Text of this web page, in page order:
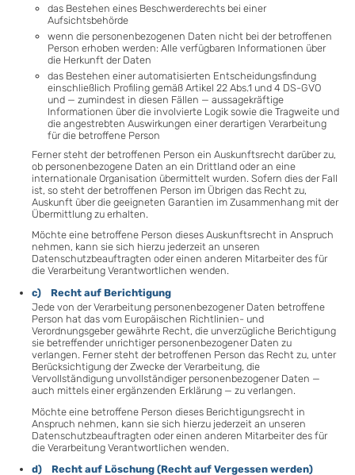
das Bestehen eines Beschwerderechts bei einer
Aufsichtsbehörde
wenn die personenbezogenen Daten nicht bei der betroffenen
Person erhoben werden: Alle verfügbaren Informationen über
die Herkunft der Daten
das Bestehen einer automatisierten Entscheidungsfindung
einschließlich Profiling gemäß Artikel 22 Abs.1 und 4 DS-GVO
und — zumindest in diesen Fällen — aussagekräftige
Informationen über die involvierte Logik sowie die Tragweite und
die angestrebten Auswirkungen einer derartigen Verarbeitung
für die betroffene Person
Ferner steht der betroffenen Person ein Auskunftsrecht darüber zu,
ob personenbezogene Daten an ein Drittland oder an eine
internationale Organisation übermittelt wurden. Sofern dies der Fall
ist, so steht der betroffenen Person im Übrigen das Recht zu,
Auskunft über die geeigneten Garantien im Zusammenhang mit der
Übermittlung zu erhalten.
Möchte eine betroffene Person dieses Auskunftsrecht in Anspruch
nehmen, kann sie sich hierzu jederzeit an unseren
Datenschutzbeauftragten oder einen anderen Mitarbeiter des für
die Verarbeitung Verantwortlichen wenden.
c) Recht auf Berichtigung
Jede von der Verarbeitung personenbezogener Daten betroffene
Person hat das vom Europäischen Richtlinien- und
Verordnungsgeber gewährte Recht, die unverzügliche Berichtigung
sie betreffender unrichtiger personenbezogener Daten zu
verlangen. Ferner steht der betroffenen Person das Recht zu, unter
Berücksichtigung der Zwecke der Verarbeitung, die
Vervollständigung unvollständiger personenbezogener Daten —
auch mittels einer ergänzenden Erklärung — zu verlangen.
Möchte eine betroffene Person dieses Berichtigungsrecht in
Anspruch nehmen, kann sie sich hierzu jederzeit an unseren
Datenschutzbeauftragten oder einen anderen Mitarbeiter des für
die Verarbeitung Verantwortlichen wenden.
d) Recht auf Löschung (Recht auf Vergessen werden)